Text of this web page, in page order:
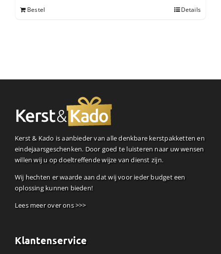
Bestel Details
Kerst & Kado is aanbieder van alle denkbare kerstpakketten en
eindejaarsgeschenken. Door goed te luisteren naar uw wensen
willen wij u op doeltreffende wijze van dienst zijn.
Wij hechten er waarde aan dat wij voor ieder budget een
oplossing kunnen bieden!
Lees meer over ons >>>
Klantenservice